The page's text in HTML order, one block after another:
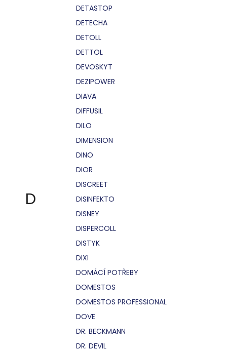
D
DETASTOP
DETECHA
DETOLL
DETTOL
DEVOSKYT
DEZIPOWER
DIAVA
DIFFUSIL
DILO
DIMENSION
DINO
DIOR
DISCREET
DISINFEKTO
DISNEY
DISPERCOLL
DISTYK
DIXI
DOMÁCÍ POTŘEBY
DOMESTOS
DOMESTOS PROFESSIONAL
DOVE
DR. BECKMANN
DR. DEVIL